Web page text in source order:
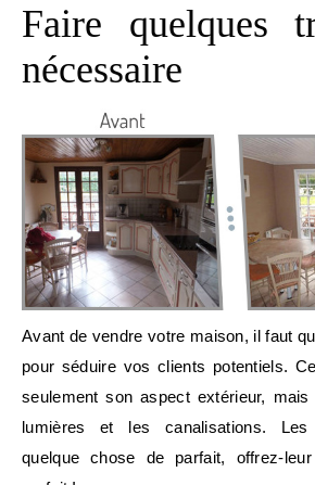
Faire quelques
nécessaire
Avant de vendre votre maison, il faut
pour séduire vos clients potentiels.
seulement son aspect extérieur,
lumières et les canalisations. Les
quelque chose de parfait, offrez-